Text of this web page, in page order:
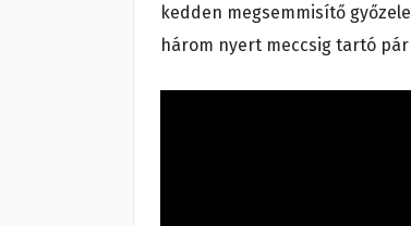
kedden megsemmisítő
három nyert meccsig tartó